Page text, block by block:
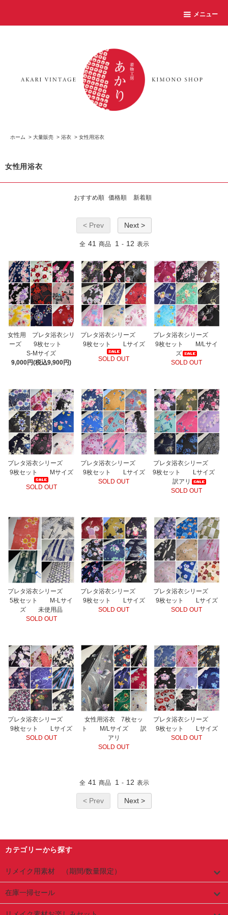
メニュー
ホーム > 大量販売 > 浴衣 > 女性用浴衣
女性用浴衣
おすすめ順 価格順 新着順
< Prev Next >
全 41 商品 1 - 12 表示
女性用 プレタ浴衣シリ
ーズ 9枚セット
S-Mサイズ
9,000円(税込9,900円)
プレタ浴衣シリーズ
9枚セット Lサイズ
SOLD OUT
プレタ浴衣シリーズ
9枚セット M/Lサイ
ズ
SOLD OUT
プレタ浴衣シリーズ
9枚セット Mサイズ
SOLD OUT
プレタ浴衣シリーズ
9枚セット Lサイズ
SOLD OUT
プレタ浴衣シリーズ
9枚セット Lサイズ
訳アリ
SOLD OUT
プレタ浴衣シリーズ
5枚セット M-Lサイ
ズ 未使用品
SOLD OUT
プレタ浴衣シリーズ
9枚セット Lサイズ
SOLD OUT
プレタ浴衣シリーズ
9枚セット Lサイズ
SOLD OUT
プレタ浴衣シリーズ
9枚セット Lサイズ
SOLD OUT
女性用浴衣 7枚セッ
ト M/Lサイズ 訳
アリ
SOLD OUT
プレタ浴衣シリーズ
9枚セット Lサイズ
SOLD OUT
全 41 商品 1 - 12 表示
< Prev Next >
カテゴリーから探す
リメイク用素材 （期間/数量限定）
在庫一掃セール